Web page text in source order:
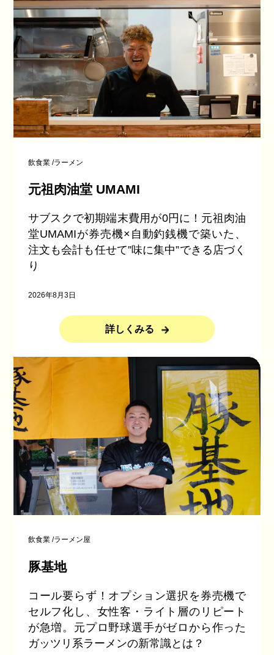
飲食業/ラーメン
元祖肉油堂 UMAMI
サブスクで初期端末費用が0円に！元祖肉油
堂UMAMIが券売機×自動釣銭機で築いた、
注文も会計も任せて”味に集中”できる店づく
り
2026年8月3日
詳しくみる
飲食業/ラーメン屋
豚基地
コール要らず！オプション選択を券売機で
セルフ化し、女性客・ライト層のリピート
が急増。元プロ野球選手がゼロから作った
ガッツリ系ラーメンの新常識とは？